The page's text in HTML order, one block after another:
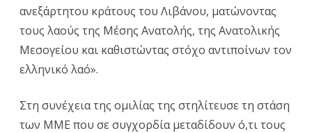
ανεξάρτητου κράτους του Λιβάνου, ματώνοντας
τους λαούς της Μέσης Ανατολής, της Ανατολικής
Μεσογείου και καθιστώντας στόχο αντιποίνων τον
ελληνικό λαό».
Στη συνέχεια της ομιλίας της στηλίτευσε τη στάση
των ΜΜΕ που σε συγχορδία μεταδίδουν ό,τι τους